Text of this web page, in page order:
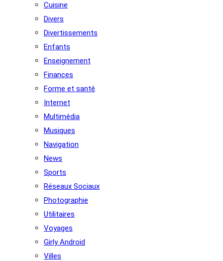
Cuisine
Divers
Divertissements
Enfants
Enseignement
Finances
Forme et santé
Internet
Multimédia
Musiques
Navigation
News
Sports
Réseaux Sociaux
Photographie
Utilitaires
Voyages
Girly Android
Villes